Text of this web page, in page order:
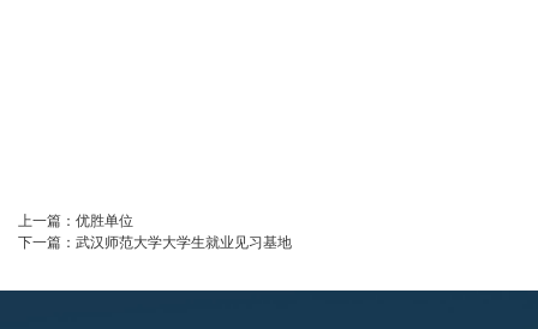
上一篇： 优胜单位
下一篇： 武汉师范大学大学生就业见习基地